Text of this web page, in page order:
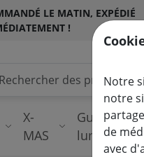
LE MATIN, EXPÉDIÉ
!
X-
MAS
Guirlandes
Notre
notre
de
avec